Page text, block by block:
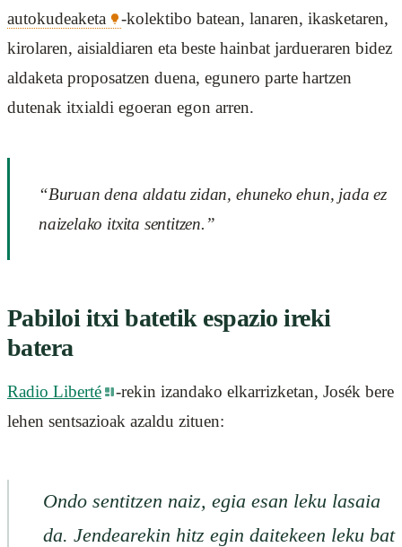
autokudeaketa
-kolektibo batean, lanaren, ikasketaren,
kirolaren, aisialdiaren eta beste hainbat jardueraren bidez
aldaketa proposatzen duena, egunero parte hartzen
dutenak itxialdi egoeran egon arren.
“Buruan dena aldatu zidan, ehuneko ehun, jada ez
naizelako itxita sentitzen.”
Pabiloi itxi batetik espazio ireki
batera
Radio Liberté
-rekin izandako elkarrizketan, Josék bere
lehen sentsazioak azaldu zituen:
Ondo sentitzen naiz, egia esan leku lasaia
da. Jendearekin hitz egin daitekeen leku bat